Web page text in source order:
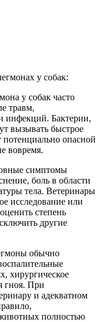
у собак:
у собак часто
травм,
инфекций. Бактерии,
вызывать быстрое
потенциально опасной
вовремя.
симптомы
боль в области
тела. Ветеринары
исследование или
степень
другие
обычно
хирургическое
гноя. При
и адекватном
полностью